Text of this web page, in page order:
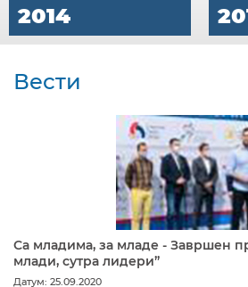
2014
Вести
Са младима, за младе - Завршен
млади, сутра лидери”
Датум: 25.09.2020